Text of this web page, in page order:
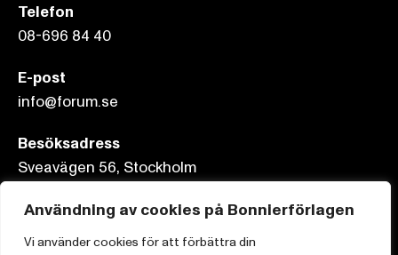
Användning av cookies på Bonnierförlagen
Vi använder cookies för att förbättra din
Telefon
08-696 84 40
E-post
info@forum.se
Besöksadress
Sveavägen 56, Stockholm
Postadress
Box 3159, 103 63 Stockholm